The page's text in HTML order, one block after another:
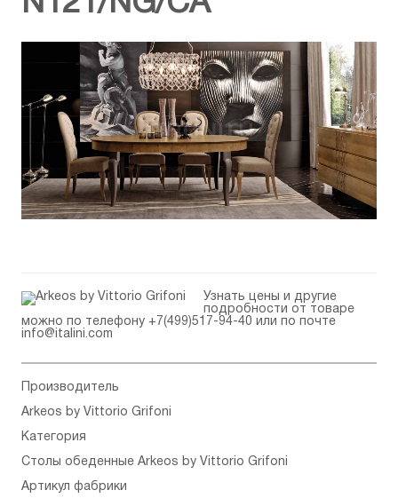
Узнать цены и другие
подробности от товаре
можно по телефону +7(499)517-94-40 или по почте
info@italini.com
Производитель
Arkeos by Vittorio Grifoni
Категория
Столы обеденные Arkeos by Vittorio Grifoni
Артикул фабрики